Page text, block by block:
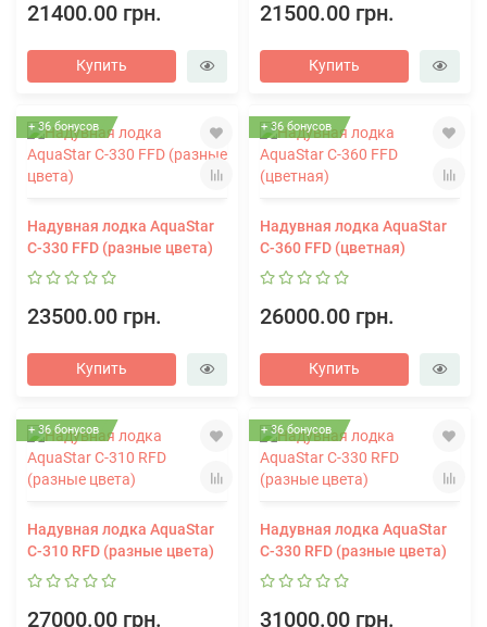
21400.00 грн.
Купить
21500.00 грн.
Купить
+ 36 бонусов
Надувная лодка AquaStar
C-330 FFD (разные цвета)
23500.00 грн.
Купить
+ 36 бонусов
Надувная лодка AquaStar
С-360 FFD (цветная)
26000.00 грн.
Купить
+ 36 бонусов
Надувная лодка AquaStar
C-310 RFD (разные цвета)
27000.00 грн.
+ 36 бонусов
Надувная лодка AquaStar
C-330 RFD (разные цвета)
31000.00 грн.